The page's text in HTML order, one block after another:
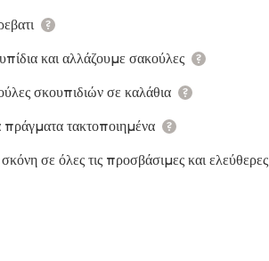
3
και αλλάζουμε σακούλες
σκουπιδιών σε καλάθια
τακτοποιημένα
σε όλες τις προσβάσιμες και ελεύθερες